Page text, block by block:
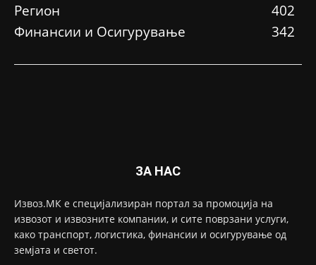
Регион
402
Финансии и Осигурување
342
ЗА НАС
Извоз.МК е специјализиран портал за промоција на
извозот и извозните компании, и сите поврзани услуги,
како транспорт, логистика, финансии и осигурување од
земјата и светот.